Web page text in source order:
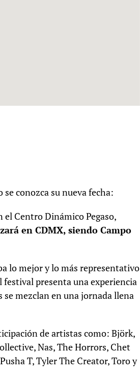
conozca su nueva fecha:
el Centro Dinámico Pegaso,
en CDMX, siendo Campo
lo mejor y lo más representativo
festival presenta una experiencia
se mezclan en una jornada llena
de artistas como: Björk,
Nas, The Horrors, Chet
T, Tyler The Creator, Toro y